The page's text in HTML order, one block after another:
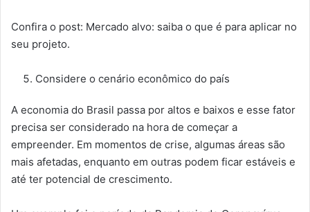
Confira o post: Mercado alvo: saiba o que é para aplicar no
seu projeto.
Considere o cenário econômico do país
A economia do Brasil passa por altos e baixos e esse fator
precisa ser considerado na hora de começar a
empreender. Em momentos de crise, algumas áreas são
mais afetadas, enquanto em outras podem ficar estáveis e
até ter potencial de crescimento.